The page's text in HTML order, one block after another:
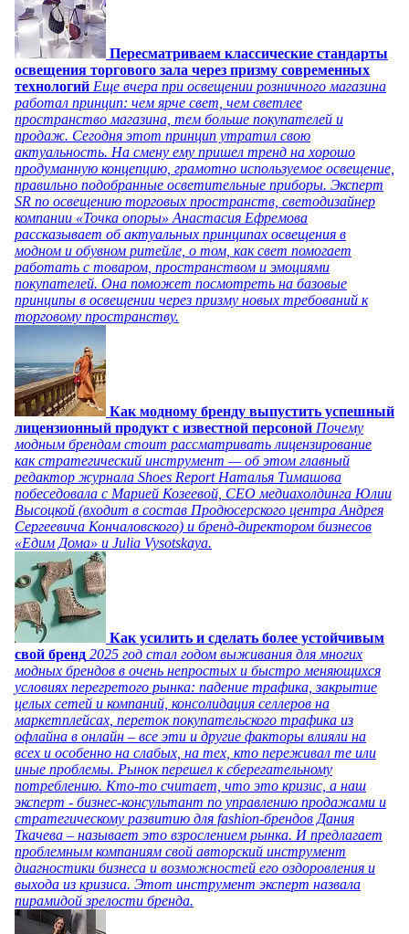
Пересматриваем классические стандарты
освещения торгового зала через призму современных
технологий Еще вчера при освещении розничного магазина
работал принцип: чем ярче свет, чем светлее
пространство магазина, тем больше покупателей и
продаж. Сегодня этот принцип утратил свою
актуальность. На смену ему пришел тренд на хорошо
продуманную концепцию, грамотно используемое освещение,
правильно подобранные осветительные приборы. Эксперт
SR по освещению торговых пространств, светодизайнер
компании «Точка опоры» Анастасия Ефремова
рассказывает об актуальных принципах освещения в
модном и обувном ритейле, о том, как свет помогает
работать с товаром, пространством и эмоциями
покупателей. Она поможет посмотреть на базовые
принципы в освещении через призму новых требований к
торговому пространству.
Как модному бренду выпустить успешный
лицензионный продукт с известной персоной Почему
модным брендам стоит рассматривать лицензирование
как стратегический инструмент — об этом главный
редактор журнала Shoes Report Наталья Тимашова
побеседовала с Марией Козеевой, СЕО медиахолдинга Юлии
Высоцкой (входит в состав Продюсерского центра Андрея
Сергеевича Кончаловского) и бренд-директором бизнесов
«Едим Дома» и Julia Vysotskaya.
Как усилить и сделать более устойчивым
свой бренд 2025 год стал годом выживания для многих
модных брендов в очень непростых и быстро меняющихся
условиях перегретого рынка: падение трафика, закрытие
целых сетей и компаний, консолидация селлеров на
маркетплейсах, переток покупательского трафика из
офлайна в онлайн – все эти и другие факторы влияли на
всех и особенно на слабых, на тех, кто переживал те или
иные проблемы. Рынок перешел к сберегательному
потреблению. Кто-то считает, что это кризис, а наш
эксперт - бизнес-консультант по управлению продажами и
стратегическому развитию для fashion-брендов Дания
Ткачева – называет это взрослением рынка. И предлагает
проблемным компаниям свой авторский инструмент
диагностики бизнеса и возможностей его оздоровления и
выхода из кризиса. Этот инструмент эксперт назвала
пирамидой зрелости бренда.